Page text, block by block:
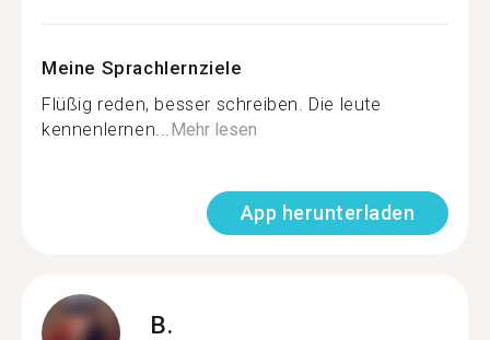
Meine Sprachlernziele
Flüßig reden, besser schreiben. Die leute
kennenlernen... Mehr lesen
App herunterladen
B.